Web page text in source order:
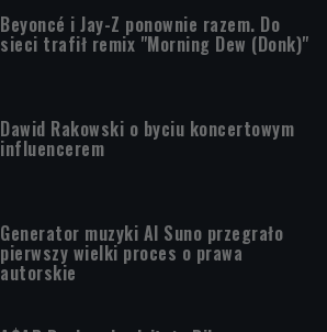
Beyoncé i Jay-Z ponownie razem. Do
sieci trafił remix "Morning Dew (Donk)"
Dawid Rakowski o byciu koncertowym
influencerem
Generator muzyki AI Suno przegrało
pierwszy wielki proces o prawa
autorskie